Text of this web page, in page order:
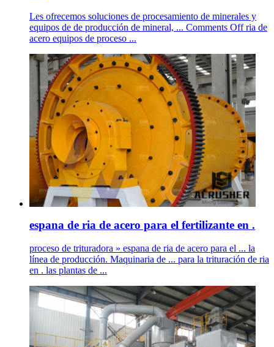
Les ofrecemos soluciones de procesamiento de minerales y
equipos de de producción de mineral, ... Comments Off ria de
acero equipos de proceso ...
espana de ria de acero para el fertilizante en .
proceso de trituradora » espana de ria de acero para el ... la
línea de producción. Maquinaria de ... para la trituración de ria
en . las plantas de ...